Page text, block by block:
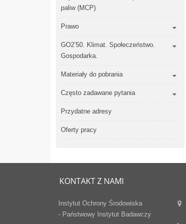
paliw (MCP)
Prawo
GO2’50. Klimat. Społeczeństwo.
Gospodarka.
Materiały do pobrania
Często zadawane pytania
Przydatne adresy
Oferty pracy
KONTAKT Z NAMI
Instytut Ochrony Środowiska
- Państwowy Instytut Badawczy